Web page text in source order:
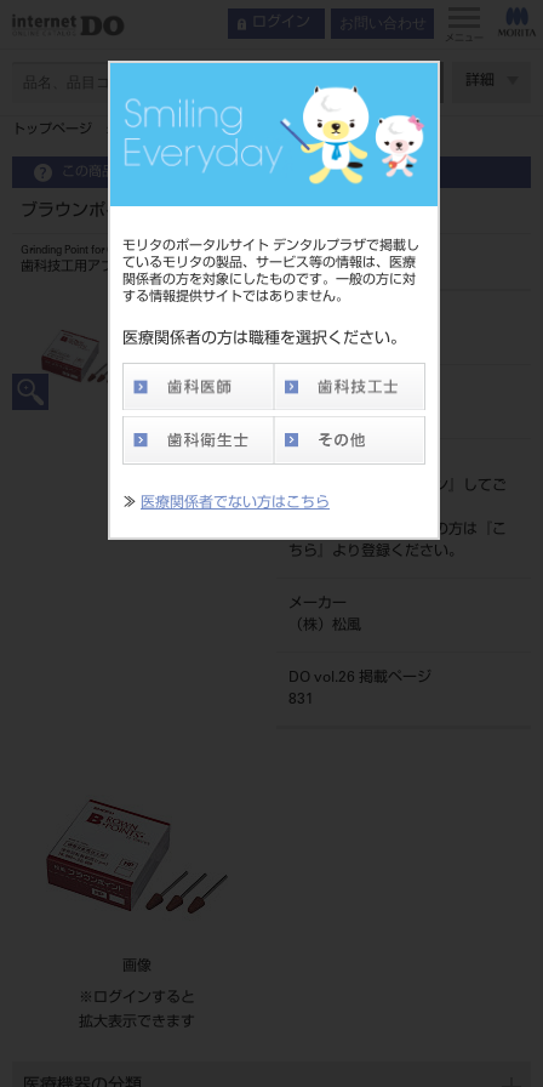
モリタのポータルサイト デンタルプラザで掲載し
ているモリタの製品、サービス等の情報は、医療
関係者の方を対象にしたものです。一般の方に対
する情報提供サイトではありません。
医療関係者の方は職種を選択ください。
≫ 医療関係者でない方はこちら
ログイン お問い合わせ
メニュー
詳細
トップページ ブラウンポイント HP 12入 ＃20
この商品に関するお問い合わせ
ブラウンポイント HP 12入 ＃20
Grinding Point for Chrome Cobalt Alloys
歯科技工用アブレシブ研削器具
20432033720
JAN/EANコード
標準価格
ログイン
』してご
覧ください。
ネット会員登録がまだの方は『
こ
ちら
』より登録ください。
メーカー
（株）松風
DO vol.26 掲載ページ
831
画像
※ログインすると
拡大表示できます